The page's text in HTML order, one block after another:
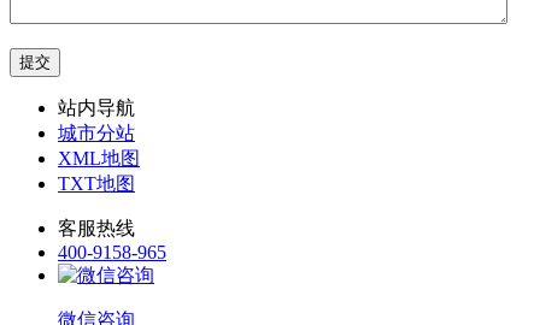
站内导航
城市分站
XML地图
TXT地图
客服热线
400-9158-965
微信咨询